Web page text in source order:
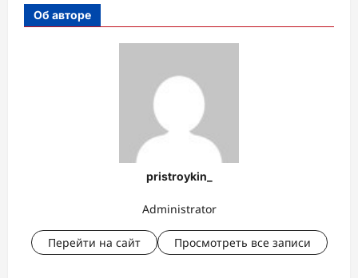
Об авторе
pristroykin_
Administrator
Перейти на сайт Просмотреть все записи